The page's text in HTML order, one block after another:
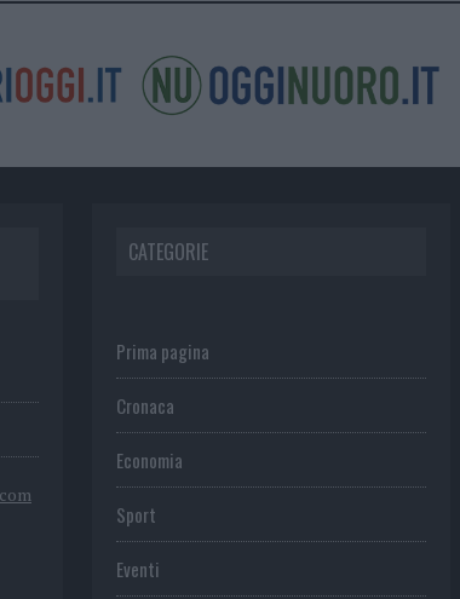
CATEGORIE
Prima pagina
Cronaca
Economia
Sport
Eventi